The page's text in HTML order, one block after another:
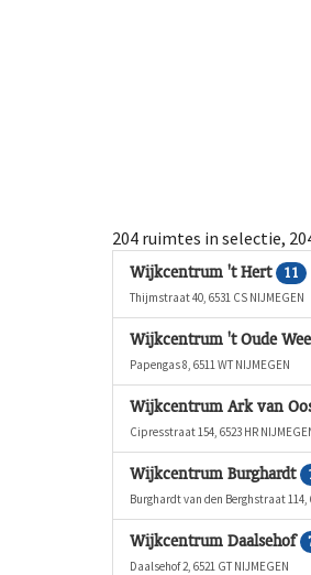
204 ruimtes in selectie,
Wijkcentrum 't Hert 11
Thijmstraat 40, 6531 CS NIJMEGEN
Wijkcentrum 't Oude
Papengas 8, 6511 WT NIJMEGEN
Wijkcentrum Ark van
Cipresstraat 154, 6523 HR
Wijkcentrum Burghardt
Burghardt van den Berghstraat 114,
Wijkcentrum Daalsehof
Daalsehof 2, 6521 GT NIJMEGEN